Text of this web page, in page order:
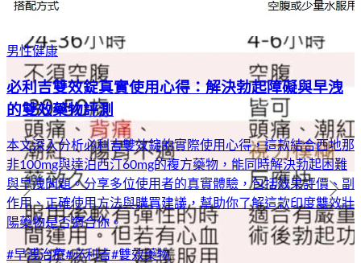
男性健康
必利吉雙效錠真實使用心得：解決勃起障礙與早洩
的雙效藥物評測
本文深入分析必利吉雙效錠的實際使用心得，這款結合西地那
非100mg與達泊西汀60mg的複方藥物，能同時解決勃起困難
與早洩問題。分享多位使用者的真實體驗，包括效果評價、副
作用、正確使用方法與購買建議，幫助你了解這款印度雙效壯
陽藥物是否適合你。
#早洩治療#必利吉#雙效藥物